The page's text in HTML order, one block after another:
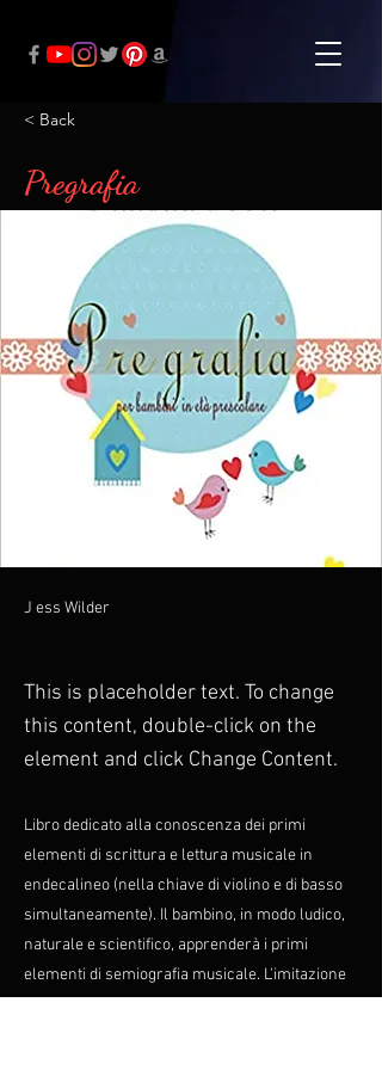
< Back
Pregrafia
J ess Wilder
This is placeholder text. To change
this content, double-click on the
element and click Change Content.
Libro dedicato alla conoscenza dei primi
elementi di scrittura e lettura musicale in
endecalineo (nella chiave di violino e di basso
simultaneamente). Il bambino, in modo ludico,
naturale e scientifico, apprenderà i primi
elementi di semiografia musicale. L'imitazione